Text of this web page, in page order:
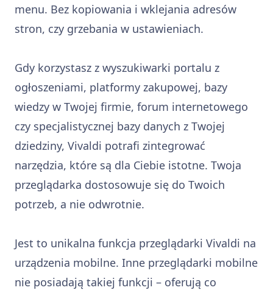
menu. Bez kopiowania i wklejania adresów
stron, czy grzebania w ustawieniach.
Gdy korzystasz z wyszukiwarki portalu z
ogłoszeniami, platformy zakupowej, bazy
wiedzy w Twojej firmie, forum internetowego
czy specjalistycznej bazy danych z Twojej
dziedziny, Vivaldi potrafi zintegrować
narzędzia, które są dla Ciebie istotne. Twoja
przeglądarka dostosowuje się do Twoich
potrzeb, a nie odwrotnie.
Jest to unikalna funkcja przeglądarki Vivaldi na
urządzenia mobilne. Inne przeglądarki mobilne
nie posiadają takiej funkcji – oferują co